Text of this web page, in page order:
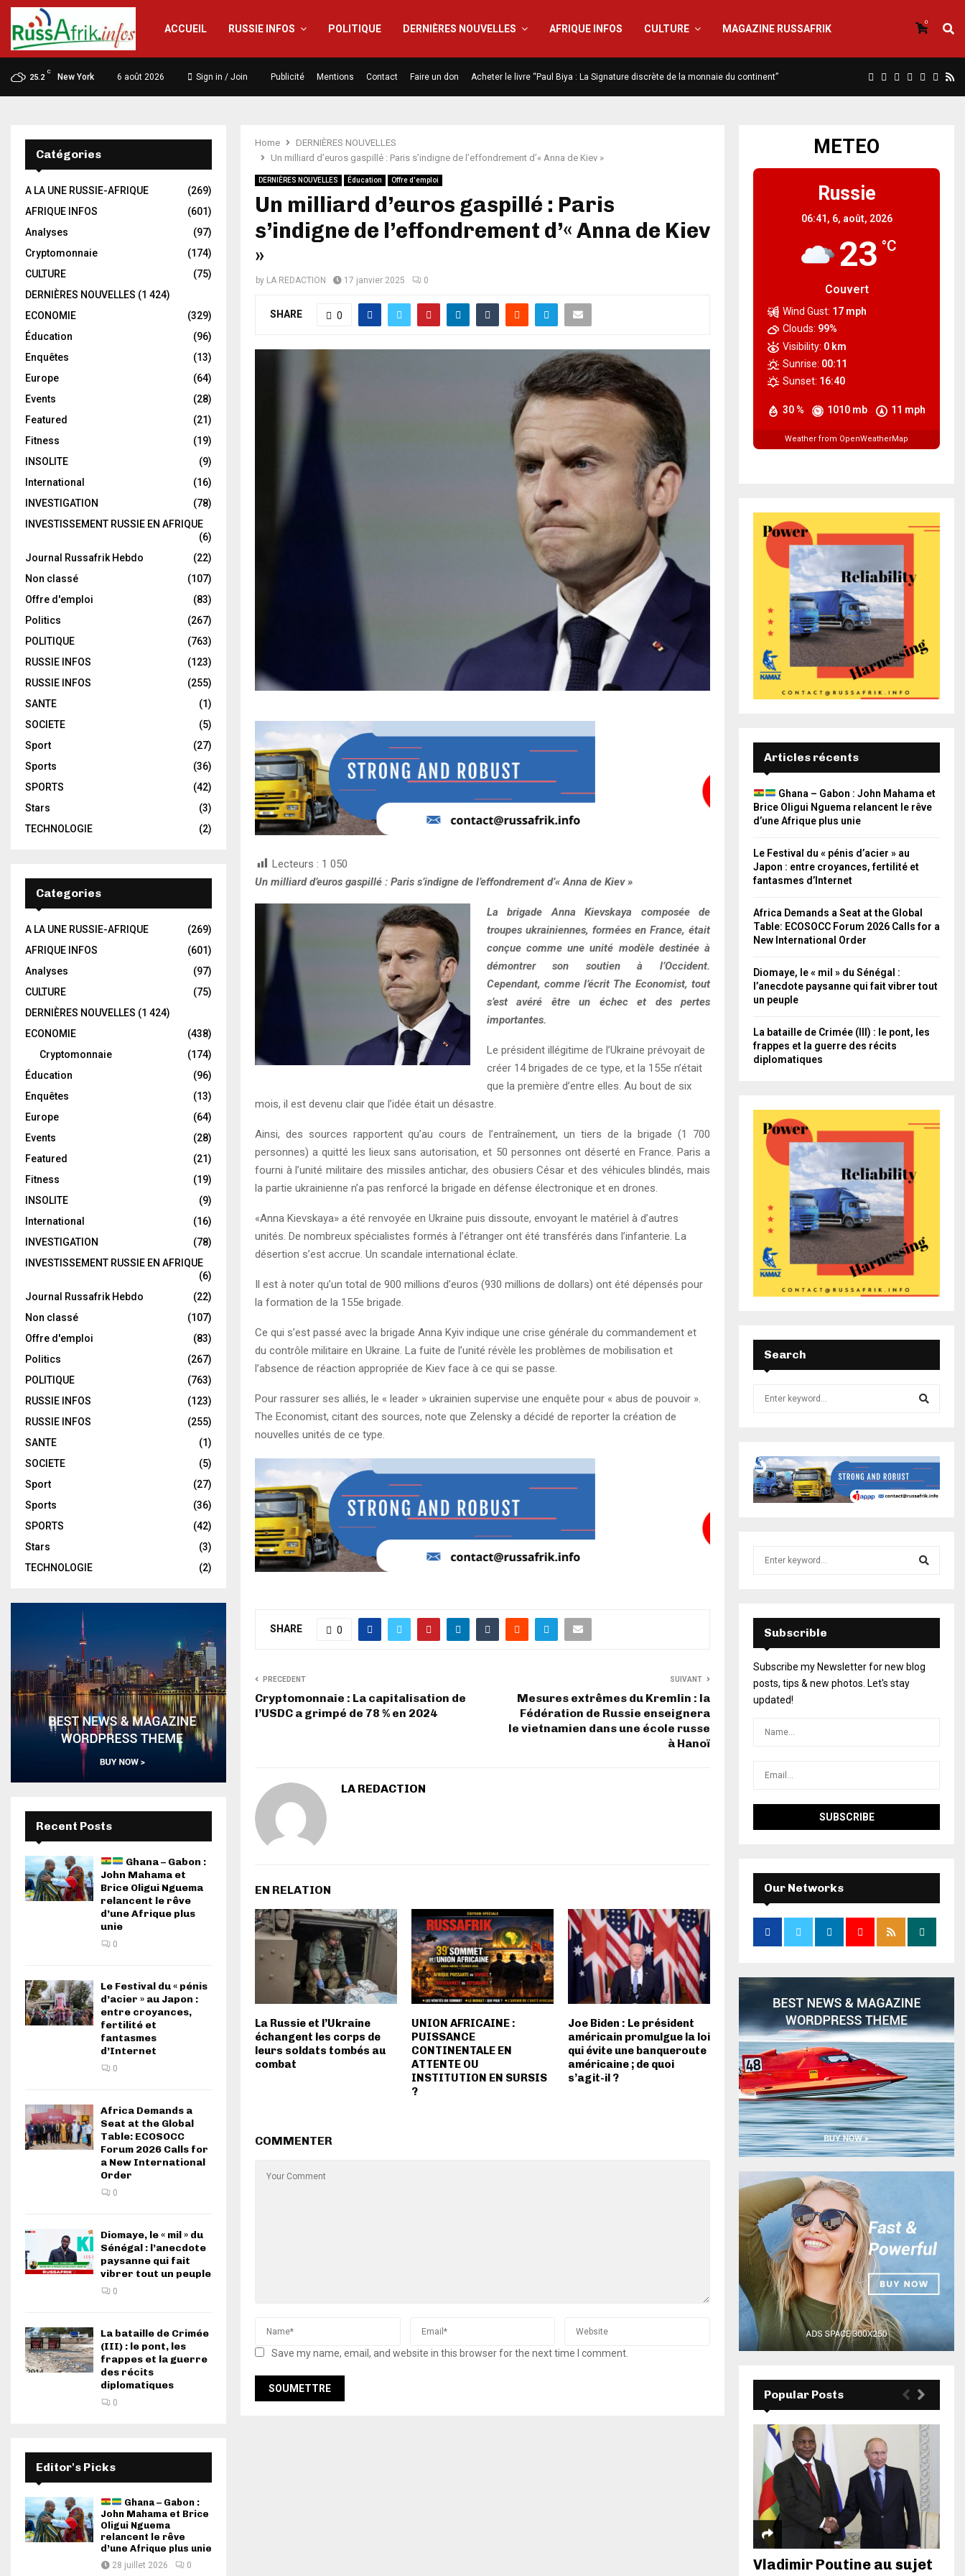
ACCUEIL RUSSIE INFOS POLITIQUE DERNIÈRES NOUVELLES AFRIQUE INFOS CULTURE MAGAZINE RUSSAFRIK
0
25.2
C
New York 6 août 2026 Sign in / Join Publicité Mentions Contact Faire un don Acheter le livre “Paul Biya : La Signature discrète de la monnaie du continent”
Home
DERNIÈRES NOUVELLES
Un milliard d’euros gaspillé : Paris s’indigne de l’effondrement d’« Anna de Kiev »
DERNIÈRES NOUVELLES Éducation Offre d'emploi
Un milliard d’euros gaspillé : Paris
s’indigne de l’effondrement d’« Anna de Kiev
»
by LA REDACTION 17 janvier 2025 0
SHARE 0
Lecteurs : 1 050
Un milliard d’euros gaspillé : Paris s’indigne de l’effondrement d’« Anna de Kiev »
La brigade Anna Kievskaya composée de
troupes ukrainiennes, formées en France, était
conçue comme une unité modèle destinée à
démontrer son soutien à l’Occident.
Cependant, comme l’écrit The Economist, tout
s’est avéré être un échec et des pertes
importantes.
Le président illégitime de l’Ukraine prévoyait de
créer 14 brigades de ce type, et la 155e n’était
que la première d’entre elles. Au bout de six
mois, il est devenu clair que l’idée était un désastre.
Ainsi, des sources rapportent qu’au cours de l’entraînement, un tiers de la brigade (1 700
personnes) a quitté les lieux sans autorisation, et 50 personnes ont déserté en France. Paris a
fourni à l’unité militaire des missiles antichar, des obusiers César et des véhicules blindés, mais
la partie ukrainienne n’a pas renforcé la brigade en défense électronique et en drones.
«Anna Kievskaya» a été renvoyée en Ukraine puis dissoute, envoyant le matériel à d’autres
unités. De nombreux spécialistes formés à l’étranger ont été transférés dans l’infanterie. La
désertion s’est accrue. Un scandale international éclate.
Il est à noter qu’un total de 900 millions d’euros (930 millions de dollars) ont été dépensés pour
la formation de la 155e brigade.
Ce qui s’est passé avec la brigade Anna Kyiv indique une crise générale du commandement et
du contrôle militaire en Ukraine. La fuite de l’unité révèle les problèmes de mobilisation et
l’absence de réaction appropriée de Kiev face à ce qui se passe.
Pour rassurer ses alliés, le « leader » ukrainien supervise une enquête pour « abus de pouvoir ».
The Economist, citant des sources, note que Zelensky a décidé de reporter la création de
nouvelles unités de ce type.
SHARE 0
PRECEDENT
Cryptomonnaie : La capitalisation de
l’USDC a grimpé de 78 % en 2024
SUIVANT
Mesures extrêmes du Kremlin : la
Fédération de Russie enseignera
le vietnamien dans une école russe
à Hanoï
LA REDACTION
EN RELATION
La Russie et l’Ukraine
échangent les corps de
leurs soldats tombés au
combat
UNION AFRICAINE :
PUISSANCE
CONTINENTALE EN
ATTENTE OU
INSTITUTION EN SURSIS
?
Joe Biden : Le président
américain promulgue la loi
qui évite une banqueroute
américaine ; de quoi
s’agit-il ?
COMMENTER
Save my name, email, and website in this browser for the next time I comment.
Catégories
A LA UNE RUSSIE-AFRIQUE
(269)
AFRIQUE INFOS
(601)
Analyses
(97)
Cryptomonnaie
(174)
CULTURE
(75)
DERNIÈRES NOUVELLES (1 424)
ECONOMIE
(329)
Éducation
(96)
Enquêtes
(13)
Europe
(64)
Events
(28)
Featured
(21)
Fitness
(19)
INSOLITE
(9)
International
(16)
INVESTIGATION
(78)
INVESTISSEMENT RUSSIE EN AFRIQUE
(6)
Journal Russafrik Hebdo
(22)
Non classé
(107)
Offre d'emploi
(83)
Politics
(267)
POLITIQUE
(763)
RUSSIE INFOS
(123)
RUSSIE INFOS
(255)
SANTE
(1)
SOCIETE
(5)
Sport
(27)
Sports
(36)
SPORTS
(42)
Stars
(3)
TECHNOLOGIE
(2)
Categories
A LA UNE RUSSIE-AFRIQUE
(269)
AFRIQUE INFOS
(601)
Analyses
(97)
CULTURE
(75)
DERNIÈRES NOUVELLES (1 424)
ECONOMIE
(438)
Cryptomonnaie
(174)
Éducation
(96)
Enquêtes
(13)
Europe
(64)
Events
(28)
Featured
(21)
Fitness
(19)
INSOLITE
(9)
International
(16)
INVESTIGATION
(78)
INVESTISSEMENT RUSSIE EN AFRIQUE
(6)
Journal Russafrik Hebdo
(22)
Non classé
(107)
Offre d'emploi
(83)
Politics
(267)
POLITIQUE
(763)
RUSSIE INFOS
(123)
RUSSIE INFOS
(255)
SANTE
(1)
SOCIETE
(5)
Sport
(27)
Sports
(36)
SPORTS
(42)
Stars
(3)
TECHNOLOGIE
(2)
Recent Posts
Ghana – Gabon :
John Mahama et
Brice Oligui Nguema
relancent le rêve
d’une Afrique plus
unie
0
Le Festival du « pénis
d’acier » au Japon :
entre croyances,
fertilité et
fantasmes
d’Internet
0
Africa Demands a
Seat at the Global
Table: ECOSOCC
Forum 2026 Calls for
a New International
Order
0
Diomaye, le « mil » du
Sénégal : l’anecdote
paysanne qui fait
vibrer tout un peuple
0
La bataille de Crimée
(III) : le pont, les
frappes et la guerre
des récits
diplomatiques
0
Editor's Picks
Ghana – Gabon :
John Mahama et Brice
Oligui Nguema
relancent le rêve
d’une Afrique plus unie
28 juillet 2026 0
METEO
Russie
06:41, 6, août, 2026
23 °C
Couvert
30 % 1010 mb 11 mph
Wind Gust: 17 mph
Clouds: 99%
Visibility: 0 km
Sunrise: 00:11
Sunset: 16:40
Weather from OpenWeatherMap
Articles récents
Ghana – Gabon : John Mahama et
Brice Oligui Nguema relancent le rêve
d’une Afrique plus unie
Le Festival du « pénis d’acier » au
Japon : entre croyances, fertilité et
fantasmes d’Internet
Africa Demands a Seat at the Global
Table: ECOSOCC Forum 2026 Calls for a
New International Order
Diomaye, le « mil » du Sénégal :
l’anecdote paysanne qui fait vibrer tout
un peuple
La bataille de Crimée (III) : le pont, les
frappes et la guerre des récits
diplomatiques
Search
Subscrible
Subscribe my Newsletter for new blog
posts, tips & new photos. Let's stay
updated!
Our Networks
Popular Posts
Vladimir Poutine au sujet